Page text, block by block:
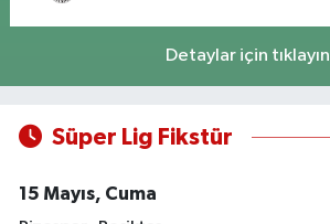
Detaylar için tıklayın
Süper Lig Fikstür
15 Mayıs, Cuma